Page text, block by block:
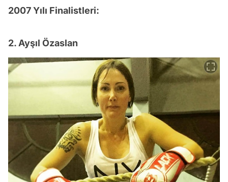
2007 Yılı Finalistleri:
2. Ayşıl Özaslan